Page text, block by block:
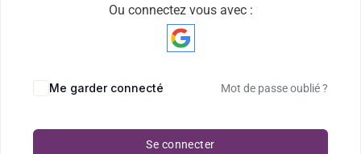
Ou connectez vous avec :
Me garder connecté Mot de passe oublié ?
Se connecter